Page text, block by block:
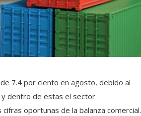
7.4 por ciento en agosto, debido al
dentro de estas el sector
oportunas de la balanza comercial.